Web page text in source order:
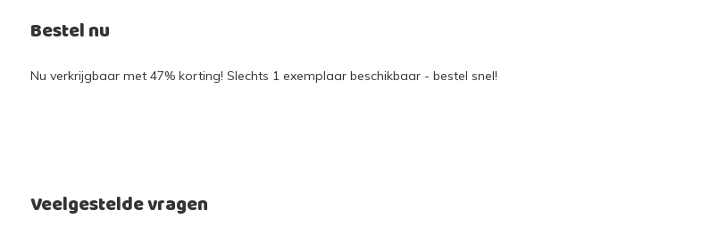
Bestel nu
Nu verkrijgbaar met 47% korting! Slechts 1 exemplaar beschikbaar - bestel snel!
Veelgestelde vragen